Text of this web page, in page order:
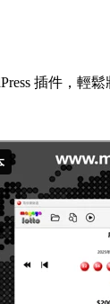
插件，輕